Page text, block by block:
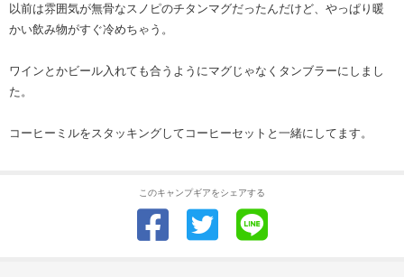
以前は雰囲気が無骨なスノピのチタンマグだったんだけど、やっぱり暖
かい飲み物がすぐ冷めちゃう。
ワインとかビール入れても合うようにマグじゃなくタンブラーにしまし
た。
コーヒーミルをスタッキングしてコーヒーセットと一緒にしてます。
このキャンプギアをシェアする